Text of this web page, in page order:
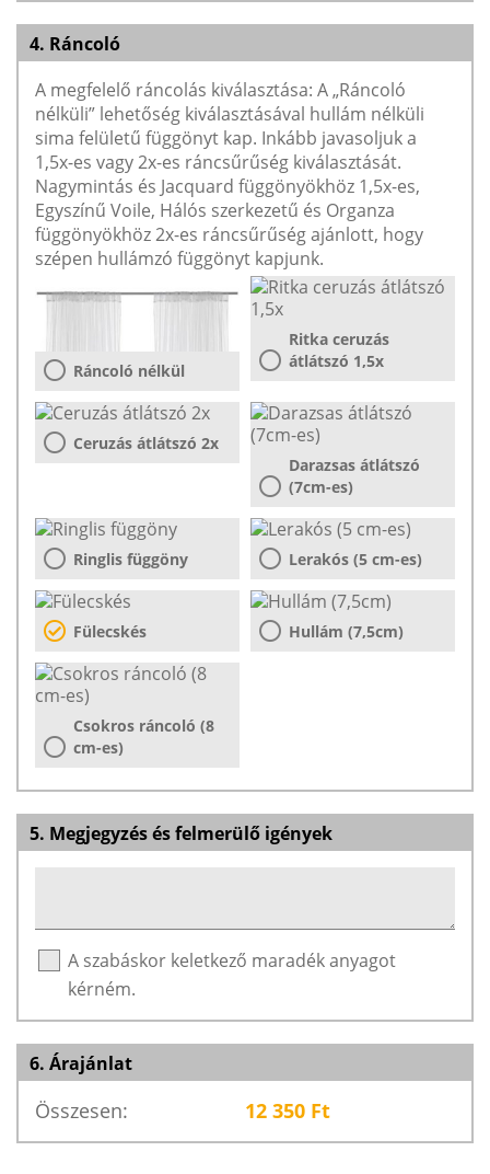
4. Ráncoló
A megfelelő ráncolás kiválasztása: A „Ráncoló
nélküli” lehetőség kiválasztásával hullám nélküli
sima felületű függönyt kap. Inkább javasoljuk a
1,5x-es vagy 2x-es ráncsűrűség kiválasztását.
Nagymintás és Jacquard függönyökhöz 1,5x-es,
Egyszínű Voile, Hálós szerkezetű és Organza
függönyökhöz 2x-es ráncsűrűség ajánlott, hogy
szépen hullámzó függönyt kapjunk.
Ráncoló nélkül
Ritka ceruzás
átlátszó 1,5x
Ceruzás átlátszó 2x
Darazsas átlátszó
(7cm-es)
Ringlis függöny Lerakós (5 cm-es)
Fülecskés Hullám (7,5cm)
Csokros ráncoló (8
cm-es)
5. Megjegyzés és felmerülő igények
A szabáskor keletkező maradék anyagot
kérném.
6. Árajánlat
Összesen: 12 350 Ft